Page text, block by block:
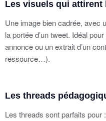
Les visuels qui attirent
Une image bien cadrée, avec
la portée d’un tweet. Idéal
annonce ou un extrait d’un
ressource…).
Les threads
Les threads sont parfaits pour :